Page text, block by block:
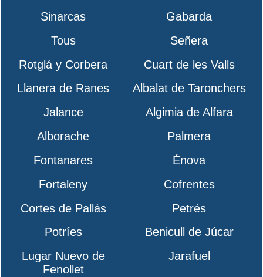
Sinarcas
Gabarda
Tous
Señera
Rotglá y Corbera
Cuart de les Valls
Llanera de Ranes
Albalat de Taronchers
Jalance
Algimia de Alfara
Alborache
Palmera
Fontanares
Énova
Fortaleny
Cofrentes
Cortes de Pallás
Petrés
Potríes
Benicull de Júcar
Lugar Nuevo de
Fenollet
Jarafuel